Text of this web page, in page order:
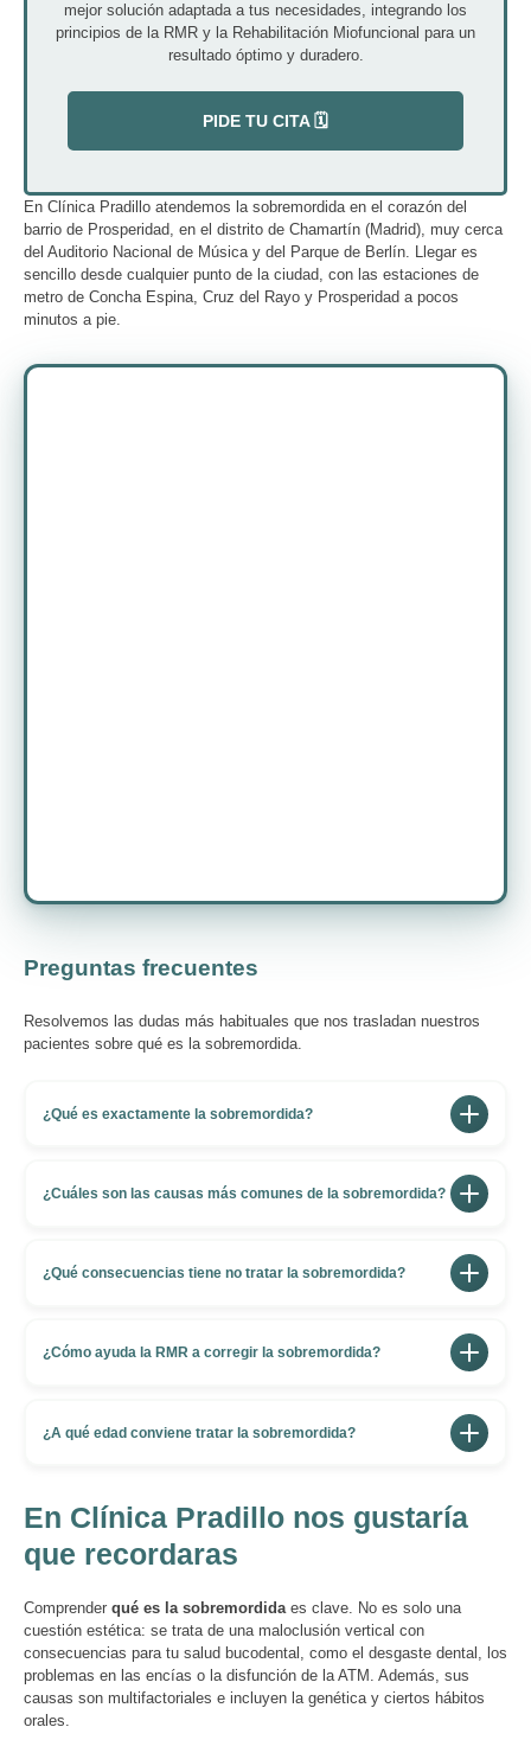
mejor solución adaptada a tus necesidades, integrando los
principios de la RMR y la Rehabilitación Miofuncional para un
resultado óptimo y duradero.
PIDE TU CITA 🗓️
En Clínica Pradillo atendemos la sobremordida en el corazón del
barrio de Prosperidad, en el distrito de Chamartín (Madrid), muy cerca
del Auditorio Nacional de Música y del Parque de Berlín. Llegar es
sencillo desde cualquier punto de la ciudad, con las estaciones de
metro de Concha Espina, Cruz del Rayo y Prosperidad a pocos
minutos a pie.
Preguntas frecuentes
Resolvemos las dudas más habituales que nos trasladan nuestros
pacientes sobre qué es la sobremordida.
¿Qué es exactamente la sobremordida?
maloclusión vertical. En ella, al cerrar la boca, los
¿Cuáles son las causas más comunes de la sobremordida?
hábitos orales perniciosos en la infancia (chupete,
¿Qué consecuencias tiene no tratar la sobremordida?
en las encías (incluso recesión gingival), disfunción y
¿Cómo ayuda la RMR a corregir la sobremordida?
(respiración oral, masticación ineficiente) que causan o
¿A qué edad conviene tratar la sobremordida?
crecimiento de los maxilares para guiar su desarrollo
con tratamientos menos invasivos, por eso una revisión
temprana es clave. En adultos también se puede
corregir, aunque a veces requiere un abordaje más
complejo.
En Clínica Pradillo nos gustaría
que recordaras
Comprender qué es la sobremordidaes clave. No es solo una
cuestión estética: se trata de una maloclusión vertical con
consecuencias para tu salud bucodental, como el desgaste dental, los
problemas en las encías o la disfunción de la ATM. Además, sus
causas son multifactoriales e incluyen la genética y ciertos hábitos
orales.